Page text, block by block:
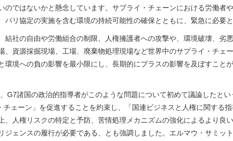
のではないかと懸念しています。サプライ・チェーンにおける労働者
パリ協定の実施を含む環境の持続可能性の確保とともに、緊急に必要と
結社の自由や労働組合の制限、人権擁護者への攻撃や、環境破壊、劣
、資源採掘現場、工場、廃棄物処理現場など世界中のサプライ・チェ
環境への負の影響を最小限にし、長期的にプラスの影響を及ぼすこと
G7諸国の政治的指導者がこのような問題について初めて議論したと
チェーン」を促進することを約束し、「国連ビジネスと人権に関する
、人権リスクの特定と予防、苦情処理メカニズムの強化によるより良
ジェンスの履行が必要である、とも強調しました。エルマウ・サミッ